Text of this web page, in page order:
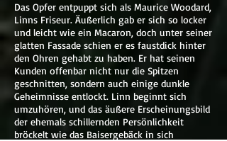
Das Opfer entpuppt sich als Maurice Woodard,
Linns Friseur. Äußerlich gab er sich so locker
und leicht wie ein Macaron, doch unter seiner
glatten Fassade schien er es faustdick hinter
den Ohren gehabt zu haben. Er hat seinen
Kunden offenbar nicht nur die Spitzen
geschnitten, sondern auch einige dunkle
Geheimnisse entlockt. Linn beginnt sich
umzuhören, und das äußere Erscheinungsbild
der ehemals schillernden Persönlichkeit
bröckelt wie das Baisergebäck in sich